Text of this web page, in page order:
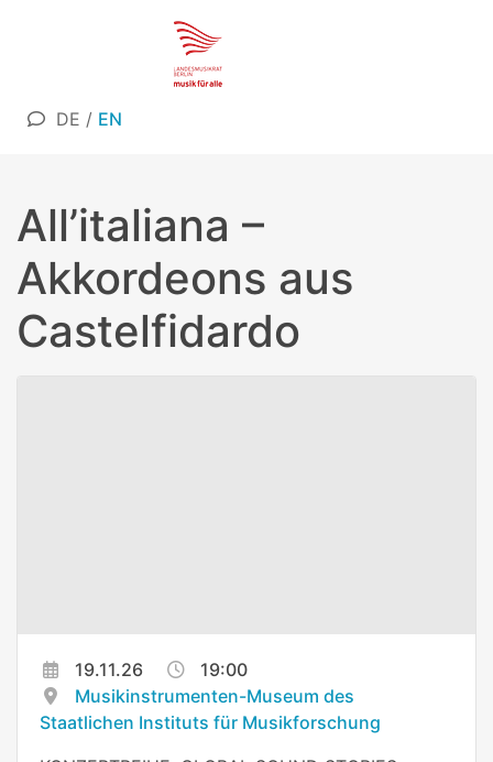
DE / EN
All’italiana –
Akkordeons aus
Castelfidardo
19.11.26
19:00
Musikinstrumenten-Museum des
Staatlichen Instituts für Musikforschung